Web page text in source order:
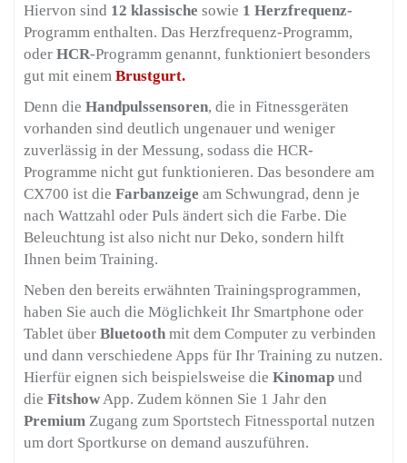
Hiervon sind 12 klassische sowie 1 Herzfrequenz-
Programm enthalten. Das Herzfrequenz-Programm,
oder HCR-Programm genannt, funktioniert besonders
gut mit einem Brustgurt.
Denn die Handpulssensoren, die in Fitnessgeräten
vorhanden sind deutlich ungenauer und weniger
zuverlässig in der Messung, sodass die HCR-
Programme nicht gut funktionieren. Das besondere am
CX700 ist die Farbanzeige am Schwungrad, denn je
nach Wattzahl oder Puls ändert sich die Farbe. Die
Beleuchtung ist also nicht nur Deko, sondern hilft
Ihnen beim Training.
Neben den bereits erwähnten Trainingsprogrammen,
haben Sie auch die Möglichkeit Ihr Smartphone oder
Tablet über Bluetooth mit dem Computer zu verbinden
und dann verschiedene Apps für Ihr Training zu nutzen.
Hierfür eignen sich beispielsweise die Kinomap und
die Fitshow App. Zudem können Sie 1 Jahr den
Premium Zugang zum Sportstech Fitnessportal nutzen
um dort Sportkurse on demand auszuführen.